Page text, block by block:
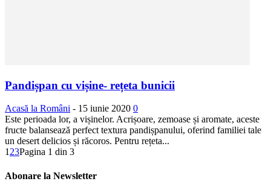
Pandișpan cu vișine- rețeta bunicii
Acasă la Români - 15 iunie 2020 0
Este perioada lor, a vișinelor. Acrișoare, zemoase și aromate, aceste
fructe balansează perfect textura pandișpanului, oferind familiei tale
un desert delicios și răcoros. Pentru rețeta...
123Pagina 1 din 3
Abonare la Newsletter